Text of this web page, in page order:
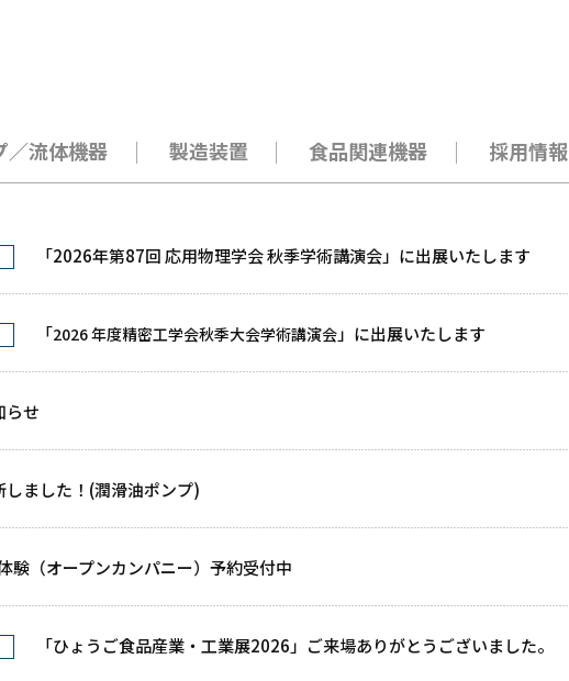
／流体機器 製造装置 食品関連機器 採用情報
「2026年第87回 応用物理学会 秋季学術講演会」に出展いたします
「2026 年度精密工学会秋季大会学術講演会 」に出展いたします
らせ
しました！(潤滑油ポンプ)
験（オープンカンパニー）予約受付中
「ひょうご食品産業・工業展2026」ご来場ありがとうございました。